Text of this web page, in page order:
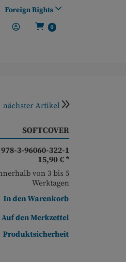
Foreign Rights
0
nächster Artikel
SOFTCOVER
3-96060-322-1
15,90 €*
von 3 bis 5
Werktagen
In den Warenkorb
Auf den Merkzettel
Produktsicherheit